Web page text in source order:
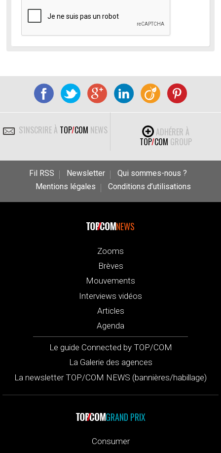
S'INSCRIRE À TOP/COM NEWS
ADHÉRER À
TOP/COM GROUP
Fil RSS Newsletter
Qui sommes-nous ?
Mentions légales
Conditions d’utilisations
NEWS
Zooms
Brèves
Mouvements
Interviews vidéos
Articles
Agenda
Le guide Connected by TOP/COM
La Galerie des agences
La newsletter TOP/COM NEWS (bannières/habillage)
GRAND PRIX
Consumer